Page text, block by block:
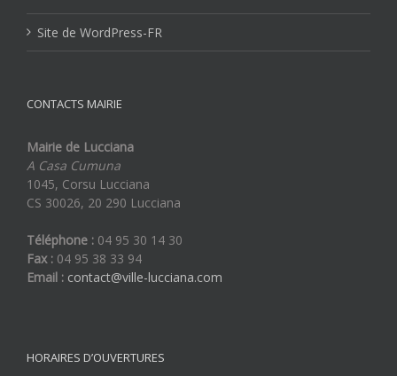
Site de WordPress-FR
CONTACTS MAIRIE
Mairie de Lucciana
A Casa Cumuna
1045, Corsu Lucciana
CS 30026, 20 290 Lucciana
Téléphone : 04 95 30 14 30
Fax : 04 95 38 33 94
Email : contact@ville-lucciana.com
HORAIRES D’OUVERTURES